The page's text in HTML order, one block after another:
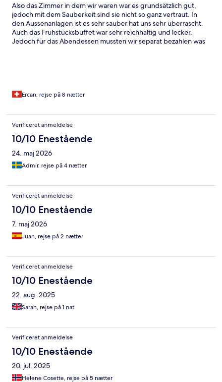
Also das Zimmer in dem wir waren war es grundsätzlich gut,
jedoch mit dem Sauberkeit sind sie nicht so ganz vertraut. In
den Aussenanlagen ist es sehr sauber hat uns sehr überrascht.
Auch das Frühstücksbuffet war sehr reichhaltig und lecker.
Jedoch für das Abendessen mussten wir separat bezahlen was
Ercan, rejse på 8 nætter
Verificeret anmeldelse
10/10 Enestående
24. maj 2026
Admir, rejse på 4 nætter
Verificeret anmeldelse
10/10 Enestående
7. maj 2026
Juan, rejse på 2 nætter
Verificeret anmeldelse
10/10 Enestående
22. aug. 2025
Sarah, rejse på 1 nat
Verificeret anmeldelse
10/10 Enestående
20. jul. 2025
Helene Cosette, rejse på 5 nætter